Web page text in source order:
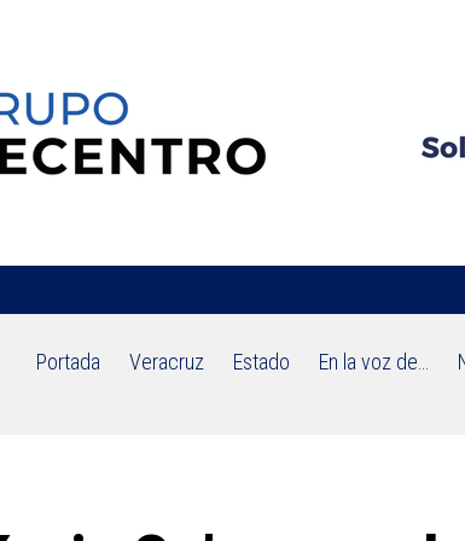
Portada Veracruz Estado En la voz de…